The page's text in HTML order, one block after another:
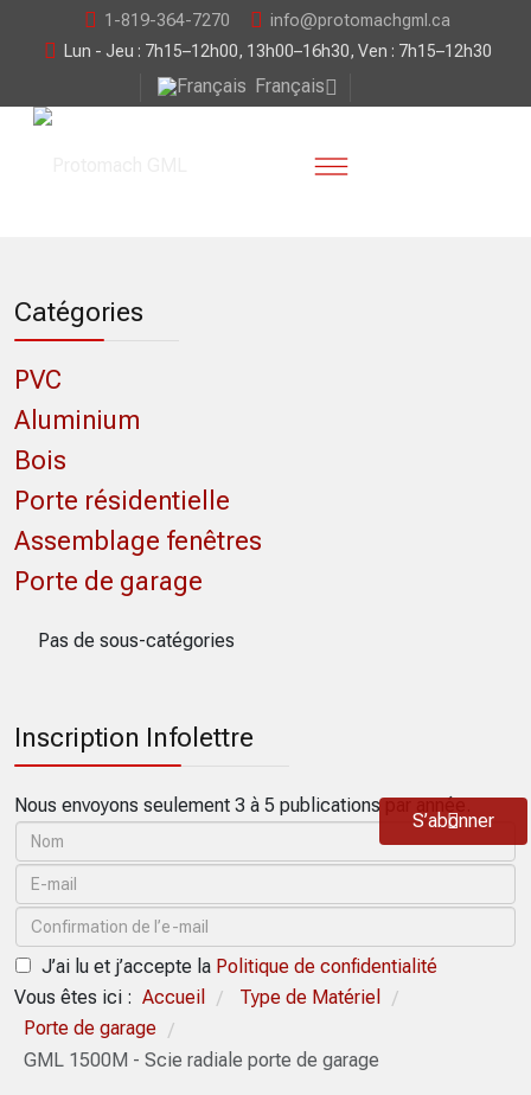
1-819-364-7270
info@protomachgml.ca
Lun - Jeu : 7h15–12h00, 13h00–16h30, Ven : 7h15–12h30
Français
Catégories
PVC
Aluminium
Bois
Porte résidentielle
Assemblage fenêtres
Porte de garage
Pas de sous-catégories
Inscription Infolettre
Nous envoyons seulement 3 à 5 publications par année.
J’ai lu et j’accepte la Politique de confidentialité
S’abonner
Vous êtes ici : Accueil / Type de Matériel
/
Porte de garage /
GML 1500M - Scie radiale porte de garage